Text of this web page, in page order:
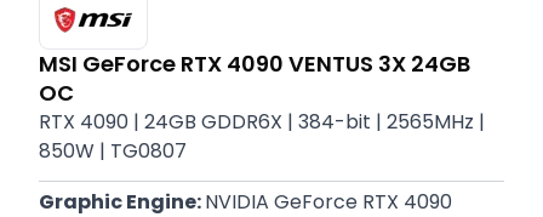
MSI GeForce RTX 4090 VENTUS 3X 24GB
OC
RTX 4090 | 24GB GDDR6X | 384-bit | 2565MHz |
850W | TG0807
Graphic Engine: NVIDIA GeForce RTX 4090